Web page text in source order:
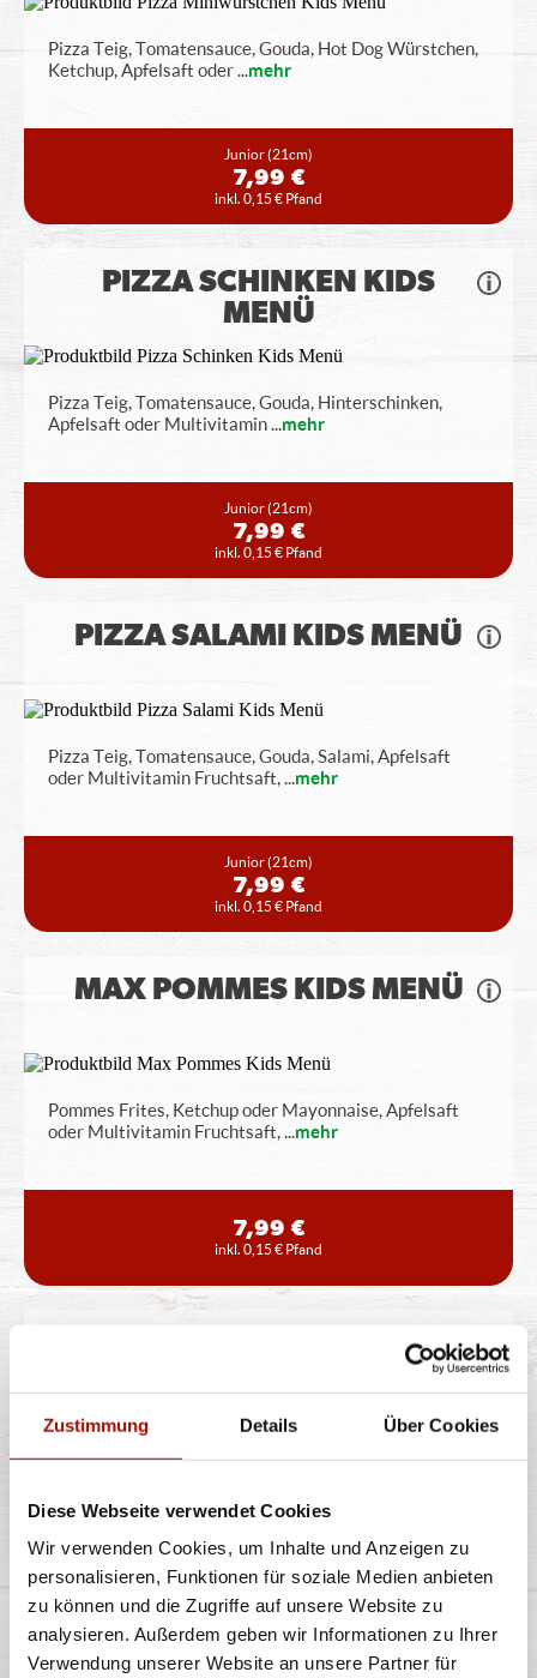
Zustimmung Details Über Cookies
Diese Webseite verwendet Cookies
Wir verwenden Cookies, um Inhalte und Anzeigen zu
personalisieren, Funktionen für soziale Medien anbieten
zu können und die Zugriffe auf unsere Website zu
analysieren. Außerdem geben wir Informationen zu Ihrer
Verwendung unserer Website an unsere Partner für
Pizza Teig, Tomatensauce, Gouda, Hot Dog Würstchen,
Ketchup, Apfelsaft oder...mehr
Junior(21cm)
7,99 €
inkl. 0,15 € Pfand
PIZZA SCHINKEN KIDS
MENÜ
Pizza Teig, Tomatensauce, Gouda, Hinterschinken,
Apfelsaft oder Multivitamin...mehr
Junior(21cm)
7,99 €
inkl. 0,15 € Pfand
PIZZA SALAMI KIDS MENÜ
Pizza Teig, Tomatensauce, Gouda, Salami, Apfelsaft
oder Multivitamin Fruchtsaft,...mehr
Junior(21cm)
7,99 €
inkl. 0,15 € Pfand
MAX POMMES KIDS MENÜ
Pommes Frites, Ketchup oder Mayonnaise, Apfelsaft
oder Multivitamin Fruchtsaft,...mehr
7,99 €
inkl. 0,15 € Pfand
CHICKEN NUGGETS KIDS
Chicken Nuggets, inklusive Dip nach Wahl, Apfelsaft
7,99 €
inkl. 0,15 € Pfand